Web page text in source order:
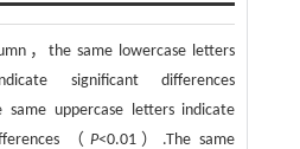
，the same lowercase letters
significant differences
uppercase letters indicate
（ P<0.01）.The same